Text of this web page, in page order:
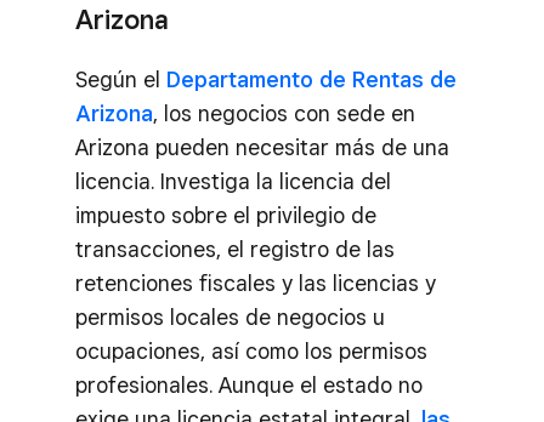
Arizona
Según el Departamento de Rentas de
Arizona, los negocios con sede en
Arizona pueden necesitar más de una
licencia. Investiga la licencia del
impuesto sobre el privilegio de
transacciones, el registro de las
retenciones fiscales y las licencias y
permisos locales de negocios u
ocupaciones, así como los permisos
profesionales. Aunque el estado no